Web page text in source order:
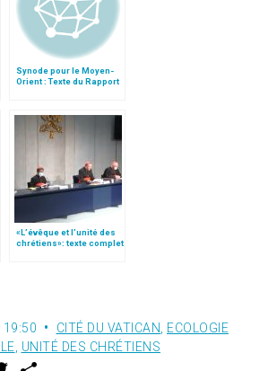
Synode pour le Moyen-
Orient : Texte du Rapport
«L’évêque et l’unité des
chrétiens»: texte complet
19:50 CITÉ DU VATICAN, ECOLOGIE
, UNITÉ DES CHRÉTIENS